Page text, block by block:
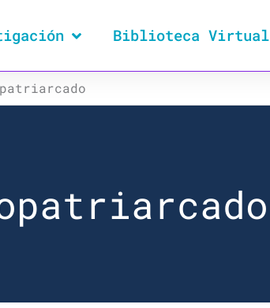
Biblioteca Virtual